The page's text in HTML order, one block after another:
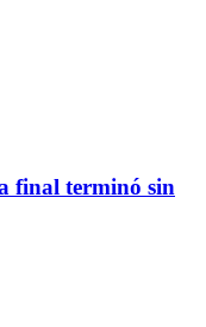
final terminó sin